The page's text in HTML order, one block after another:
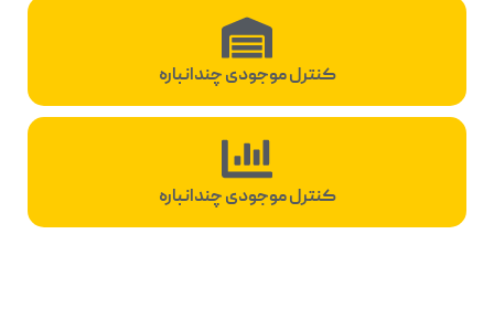
کنترل موجودی چندانباره
کنترل موجودی چندانباره